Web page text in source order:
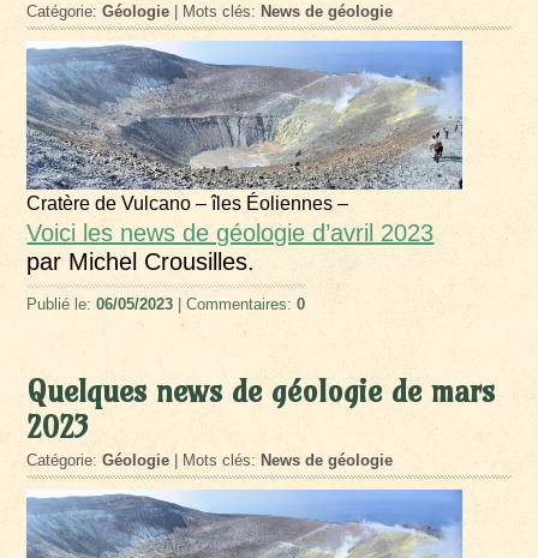
Catégorie:Géologie | Mots clés: News de géologie
Cratère de Vulcano – îles Éoliennes –
Voici les news de géologie d’avril 2023
par Michel Crousilles.
Publié le:06/05/2023 | Commentaires:0
Quelques news de géologie de mars
2023
Catégorie:Géologie | Mots clés: News de géologie